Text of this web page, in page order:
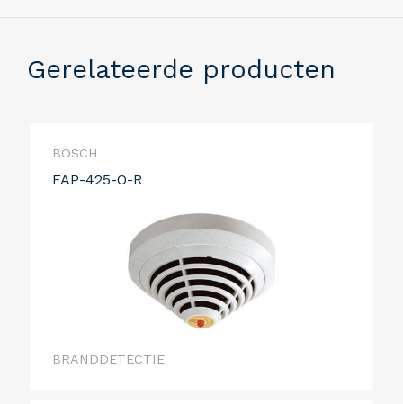
Gerelateerde producten
BOSCH
FAP-425-O-R
BRANDDETECTIE